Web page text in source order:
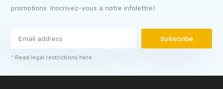
promotions. Inscrivez-vous à notre infolettre!
Subscribe
* Read legal restrictions here